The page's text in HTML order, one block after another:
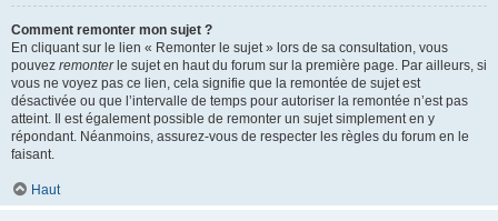
Comment remonter mon sujet ?
En cliquant sur le lien « Remonter le sujet » lors de sa consultation, vous
pouvez remonterle sujet en haut du forum sur la première page. Par ailleurs, si
vous ne voyez pas ce lien, cela signifie que la remontée de sujet est
désactivée ou que l’intervalle de temps pour autoriser la remontée n’est pas
atteint. Il est également possible de remonter un sujet simplement en y
répondant. Néanmoins, assurez-vous de respecter les règles du forum en le
faisant.
Haut